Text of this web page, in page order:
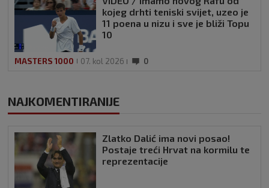
kojeg drhti teniski svijet, uzeo je
11 poena u nizu i sve je bliži Topu
10
MASTERS 1000 07. kol 2026 0
NAJKOMENTIRANIJE
Zlatko Dalić ima novi posao!
Postaje treći Hrvat na kormilu te
reprezentacije